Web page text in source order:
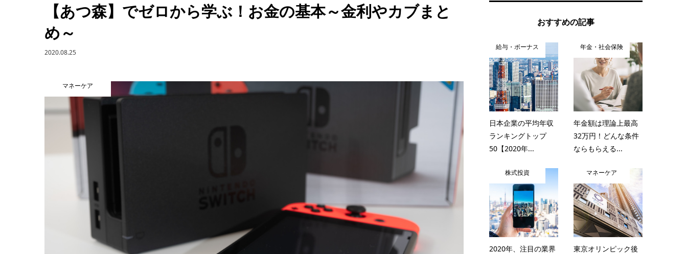
【あつ森】でゼロから学ぶ！お金の基本～金利やカブまと
め～
2020.08.25
マネーケア
おすすめの記事
給与・ボーナス
日本企業の平均年収
ランキングトップ
50【2020年...
年金・社会保険
年金額は理論上最高
32万円！どんな条件
ならもらえる...
株式投資
2020年、注目の業界
マネーケア
東京オリンピック後